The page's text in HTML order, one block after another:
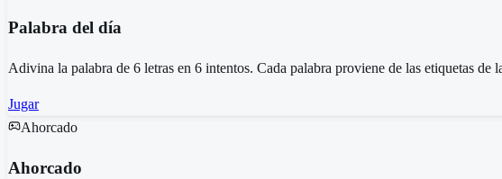
Palabra del día
Adivina la palabra de 6 letras en 6 intentos. Cada palabra proviene de las etiquetas de
Jugar
Ahorcado
Ahorcado